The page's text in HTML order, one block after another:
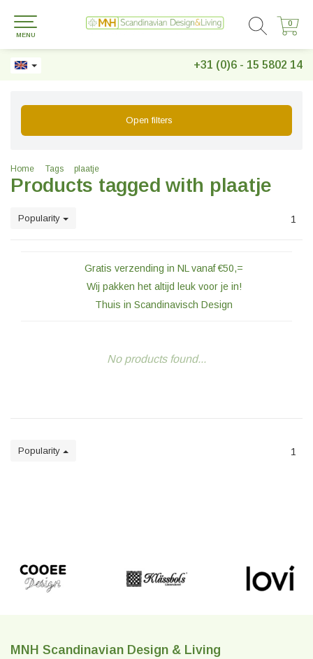
+31 (0)6 - 15 5802 14
0
0
MENU
Open filters
Home Tags plaatje
Products tagged with plaatje
Popularity 1
Gratis verzending in NL vanaf €50,=
Wij pakken het altijd leuk voor je in!
Thuis in Scandinavisch Design
No products found...
Popularity 1
MNH Scandinavian Design & Living